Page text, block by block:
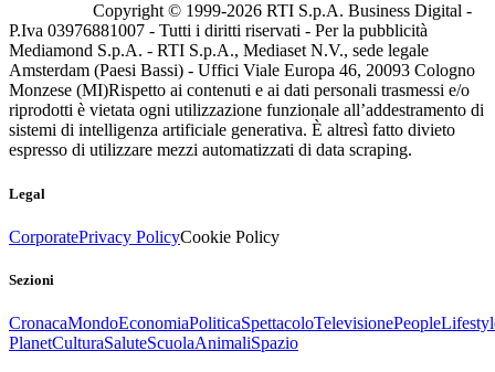
Copyright © 1999-2026 RTI S.p.A. Business Digital -
P.Iva 03976881007 - Tutti i diritti riservati - Per la pubblicità
Mediamond S.p.A. - RTI S.p.A., Mediaset N.V., sede legale
Amsterdam (Paesi Bassi) - Uffici Viale Europa 46, 20093 Cologno
Monzese (MI)Rispetto ai contenuti e ai dati personali trasmessi e/o
riprodotti è vietata ogni utilizzazione funzionale all’addestramento di
sistemi di intelligenza artificiale generativa. È altresì fatto divieto
espresso di utilizzare mezzi automatizzati di data scraping.
Legal
CorporatePrivacy PolicyCookie Policy
Sezioni
CronacaMondoEconomiaPoliticaSpettacoloTelevisionePeople
PlanetCulturaSaluteScuolaAnimaliSpazio